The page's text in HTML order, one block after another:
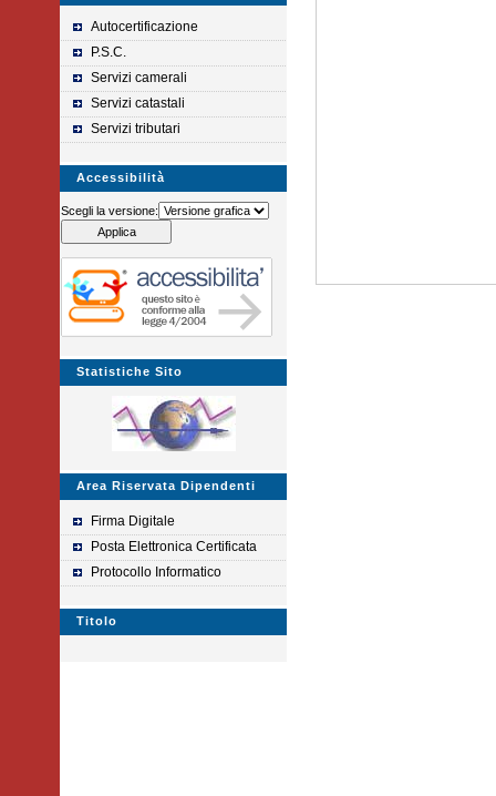
Autocertificazione
P.S.C.
Servizi camerali
Servizi catastali
Servizi tributari
Accessibilità
Scegli la versione:
Statistiche Sito
Area Riservata Dipendenti
Firma Digitale
Posta Elettronica Certificata
Protocollo Informatico
Titolo